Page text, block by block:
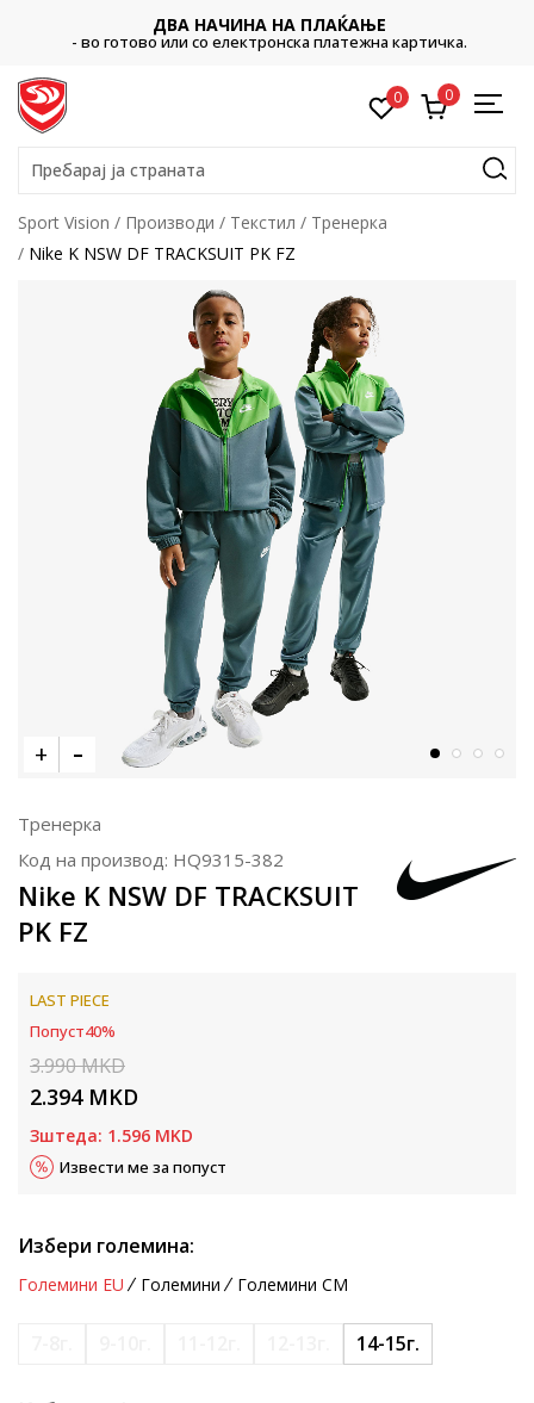
ДВА НАЧИНА НА ПЛАЌАЊЕ
- во готово или со електронска платежна картичка.
0 0
Пребарај ја страната
Sport Vision Производи Текстил
Тренерка
Nike K NSW DF TRACKSUIT PK FZ
Тренерка
Код на производ: HQ9315-382
Nike K NSW DF TRACKSUIT
PK FZ
LAST PIECE
Попуст40%
3.990MKD
2.394 MKD
Зштеда: 1.596 MKD
Извести ме за попуст
Избери големина:
Големини EU Големини Големини CM
14-15г.